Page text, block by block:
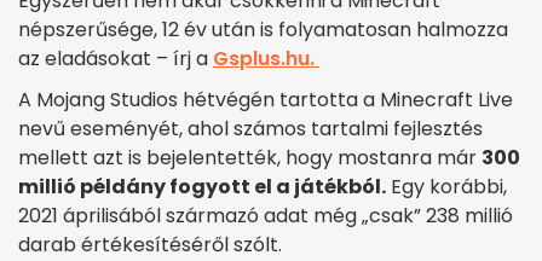
népszerűsége, 12 év után is folyamatosan halmozza
az eladásokat – írj a Gsplus.hu.
A Mojang Studios hétvégén tartotta a Minecraft Live
nevű eseményét, ahol számos tartalmi fejlesztés
mellett azt is bejelentették, hogy mostanra már 300
millió példány fogyott el a játékból. Egy korábbi,
2021 áprilisából származó adat még „csak” 238 millió
darab értékesítéséről szólt.